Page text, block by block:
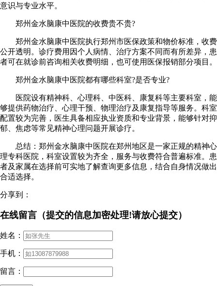
意识与专业水平。
郑州金水脑康中医院的收费贵不贵?
郑州金水脑康中医院执行郑州市医保政策和物价标准，收费
公开透明。诊疗费用因个人病情、治疗方案不同而有所差异，患
者可在就诊前咨询相关收费明细，也可使用医保报销部分项目。
郑州金水脑康中医院都有哪些科室?是否专业?
医院设有精神科、心理科、中医科、康复科等主要科室，能
够提供药物治疗、心理干预、物理治疗及康复指导等服务。科室
配置较为完善，医生具备相应执业资质和专业背景，能够针对抑
郁、焦虑等常见精神心理问题开展诊疗。
总结：郑州金水脑康中医院在郑州地区是一家正规的精神心
理专科医院，科室设置较为齐全，服务与收费符合普遍标准。患
者及家属在选择前可实地了解查询更多信息，结合自身情况做出
合适选择。
分享到：
在线留言（提交的信息加密处理!请放心提交）
姓名：
手机：
留言：